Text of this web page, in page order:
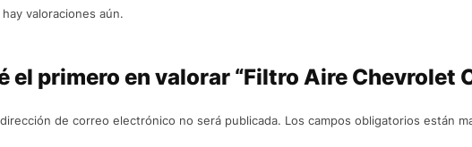
hay valoraciones aún.
el primero en valorar “Filtro Aire Chevrolet
de correo electrónico no será publicada. Los campos obligatorios están